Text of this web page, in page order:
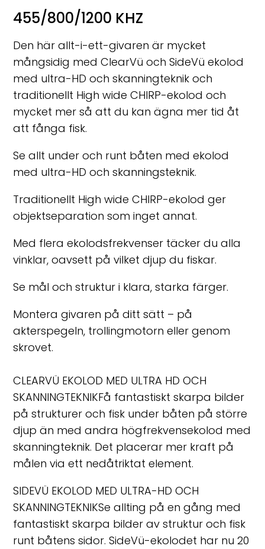
455/800/1200 KHZ
Den här allt-i-ett-givaren är mycket
mångsidig med ClearVü och SideVü ekolod
med ultra-HD och skanningteknik och
traditionellt High wide CHIRP-ekolod och
mycket mer så att du kan ägna mer tid åt
att fånga fisk.
Se allt under och runt båten med ekolod
med ultra-HD och skanningsteknik.
Traditionellt High wide CHIRP-ekolod ger
objektseparation som inget annat.
Med flera ekolodsfrekvenser täcker du alla
vinklar, oavsett på vilket djup du fiskar.
Se mål och struktur i klara, starka färger.
Montera givaren på ditt sätt – på
akterspegeln, trollingmotorn eller genom
skrovet.
CLEARVÜ EKOLOD MED ULTRA HD OCH
SKANNINGTEKNIKFå fantastiskt skarpa bilder
på strukturer och fisk under båten på större
djup än med andra högfrekvensekolod med
skanningteknik. Det placerar mer kraft på
målen via ett nedåtriktat element.
SIDEVÜ EKOLOD MED ULTRA-HD OCH
SKANNINGTEKNIKSe allting på en gång med
fantastiskt skarpa bilder av struktur och fisk
runt båtens sidor. SideVü-ekolodet har nu 20